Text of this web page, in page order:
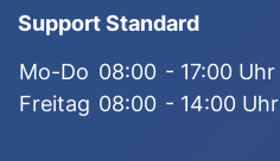
Support Standard
Mo-Do 08:00 - 17:00 Uhr
Freitag 08:00 - 14:00 Uhr